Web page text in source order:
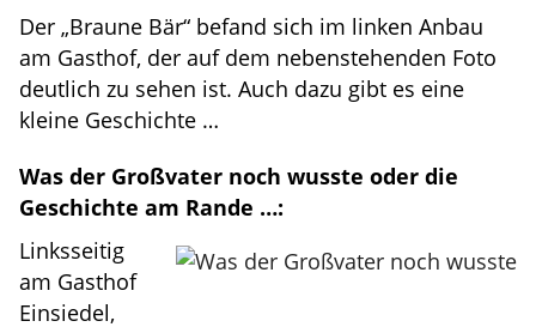
Der „Braune Bär“ befand sich im linken Anbau
am Gasthof, der auf dem nebenstehenden Foto
deutlich zu sehen ist. Auch dazu gibt es eine
kleine Geschichte …
Was der Großvater noch wusste oder die
Geschichte am Rande …:
Linksseitig
am Gasthof
Einsiedel,